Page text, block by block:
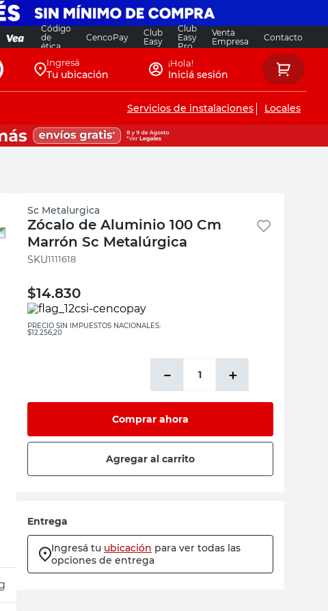
Código
de
ética
CencoPay
Club
Easy
Club
Easy
Pro
Venta
Empresa
Contacto
Ingresá
Tu ubicación
¡Hola!
Iniciá sesión
Servicios de instalaciones Locales
Sc Metalurgica
Zócalo de Aluminio 100 Cm
Marrón Sc Metalúrgica
:1111618
$14.830
PRECIO SIN IMPUESTOS NACIONALES:
$12.256,20
＋
－
Comprar ahora
Agregar al carrito
Entrega
Ingresá tu ubicación para ver todas las
opciones de entrega